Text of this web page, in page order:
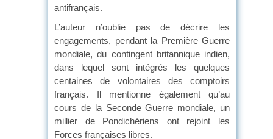
antifrançais.
L’auteur n’oublie pas de décrire les
engagements, pendant la Première Guerre
mondiale, du contingent britannique indien,
dans lequel sont intégrés les quelques
centaines de volontaires des comptoirs
français. Il mentionne également qu’au
cours de la Seconde Guerre mondiale, un
millier de Pondichériens ont rejoint les
Forces françaises libres.